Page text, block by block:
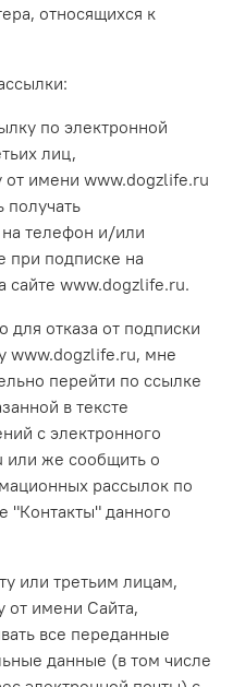
относящихся к
по электронной
лиц,
имени www.dogzlife.ru
получать
телефон и/или
при подписке на
сайте www.dogzlife.ru.
отказа от подписки
www.dogzlife.ru, мне
перейти по ссылке
в тексте
с электронного
или же сообщить о
рассылок по
"Контакты" данного
или третьим лицам,
от имени Сайта,
все переданные
данные (в том числе